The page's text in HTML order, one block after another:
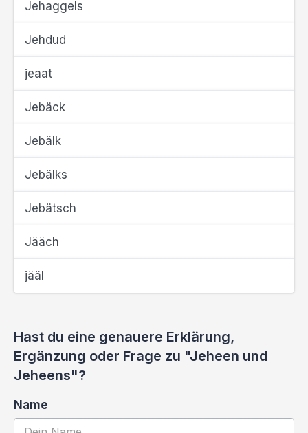
Jehaggels
Jehdud
jeaat
Jebäck
Jebälk
Jebälks
Jebätsch
Jääch
jääl
Hast du eine genauere Erklärung,
Ergänzung oder Frage zu "Jeheen und
Jeheens"?
Name